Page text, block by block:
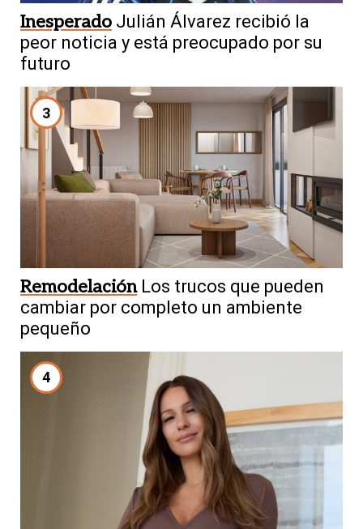
Inesperado Julián Álvarez recibió la
peor noticia y está preocupado por su
futuro
3
Remodelación Los trucos que pueden
cambiar por completo un ambiente
pequeño
4